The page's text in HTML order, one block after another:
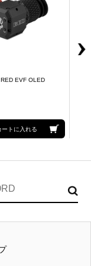
EVF OLED
ートに入れる